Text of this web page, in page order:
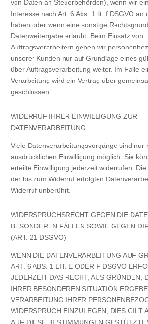
von Daten an Steuerbehörden), wenn wir
Interesse nach Art. 6 Abs. 1 lit. f DSGVO an
haben oder wenn eine sonstige
Datenweitergabe erlaubt. Beim Einsatz von
Auftragsverarbeitern geben wir
unserer Kunden nur auf Grundlage eines
über Auftragsverarbeitung weiter. Im Falle
Verarbeitung wird ein Vertrag über
geschlossen.
WIDERRUF IHRER EINWILLIGUNG ZUR
DATENVERARBEITUNG
Viele Datenverarbeitungsvorgänge sind nur
ausdrücklichen Einwilligung möglich. Sie
erteilte Einwilligung jederzeit widerrufen.
der bis zum Widerruf erfolgten
Widerruf unberührt.
WIDERSPRUCHSRECHT GEGEN DIE
BESONDEREN FÄLLEN SOWIE GEGEN
(ART. 21 DSGVO)
WENN DIE DATENVERARBEITUNG AUF
ART. 6 ABS. 1 LIT. E ODER F DSGVO
JEDERZEIT DAS RECHT, AUS GRÜNDEN,
IHRER BESONDEREN SITUATION
VERARBEITUNG IHRER
WIDERSPRUCH EINZULEGEN; DIES GILT
AUF DIESE BESTIMMUNGEN